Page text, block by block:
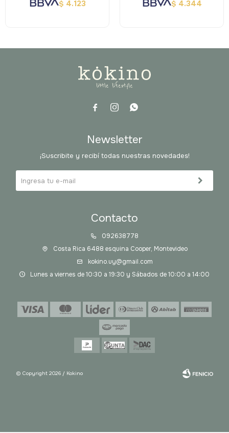
$ 4.123 $ 4.344
  
Contacto
092638778
Costa Rica 6488 esquina Cooper, Montevideo
kokino.uy@gmail.com
Lunes a viernes de 10:30 a 19:30 y Sábados de 10:00 a 14:00
Newsletter
¡Suscribite y recibí todas nuestras novedades!
© Copyright 2026 / Kokino